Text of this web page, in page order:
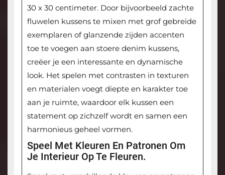
30 x 30 centimeter. Door bijvoorbeeld zachte
fluwelen kussens te mixen met grof gebreide
exemplaren of glanzende zijden accenten
toe te voegen aan stoere denim kussens,
creëer je een interessante en dynamische
look. Het spelen met contrasten in texturen
en materialen voegt diepte en karakter toe
aan je ruimte, waardoor elk kussen een
statement op zichzelf wordt en samen een
harmonieus geheel vormen.
Speel Met Kleuren En Patronen Om
Je Interieur Op Te Fleuren.